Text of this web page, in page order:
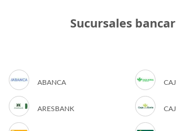
Sucursales
ABANCA
ARESBANK